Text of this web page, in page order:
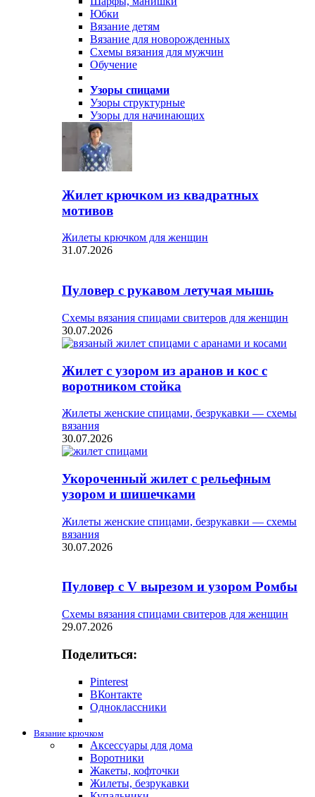
Юбки
Вязание детям
Вязание для новорожденных
Схемы вязания для мужчин
Обучение
Узоры спицами
Узоры структурные
Узоры для начинающих
Жилет крючком из квадратных
мотивов
Жилеты крючком для женщин
31.07.2026
Пуловер с рукавом летучая мышь
Схемы вязания спицами свитеров для женщин
30.07.2026
Жилет с узором из аранов и кос с
воротником стойка
Жилеты женские спицами, безрукавки — схемы
вязания
30.07.2026
Укороченный жилет с рельефным
узором и шишечками
Жилеты женские спицами, безрукавки — схемы
вязания
30.07.2026
Пуловер с V вырезом и узором Ромбы
Схемы вязания спицами свитеров для женщин
29.07.2026
Поделиться:
Pinterest
ВКонтакте
Одноклассники
Вязание крючком
Аксессуары для дома
Воротники
Жакеты, кофточки
Жилеты, безрукавки